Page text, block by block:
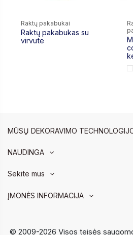
Raktų pakabukai
Raktų pakabukas su
virvute
MŪSŲ DEKORAVIMO
NAUDINGA
Sekite mus
ĮMONĖS INFORMACIJA
© 2009-2026 Visos teisės